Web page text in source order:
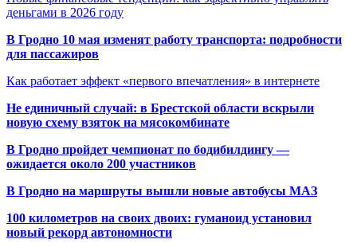
деньгами в 2026 году
В Гродно 10 мая изменят работу транспорта: подробности
для пассажиров
Как работает эффект «первого впечатления» в интернете
Не единичный случай: в Брестской области вскрыли
новую схему взяток на мясокомбинате
В Гродно пройдет чемпионат по бодибилдингу —
ожидается около 200 участников
В Гродно на маршруты вышли новые автобусы МАЗ
100 километров на своих двоих: гуманоид установил
новый рекорд автономности